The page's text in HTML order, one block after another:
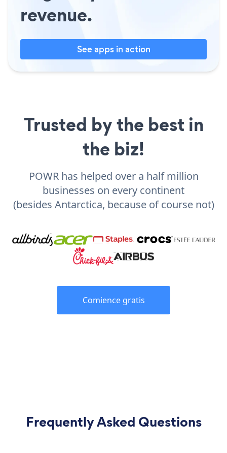
revenue.
See apps in action
Trusted by the best in
the biz!
POWR has helped over a half million
businesses on every continent
(besides Antarctica, because of course not)
Comience gratis
Frequently Asked Questions